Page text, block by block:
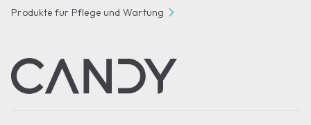
Produkte für Pflege und Wartung